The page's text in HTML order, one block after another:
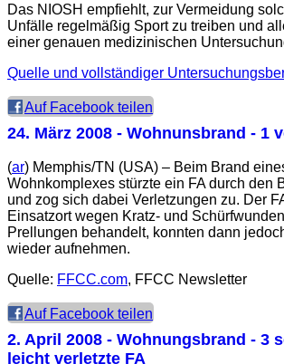
Das NIOSH empfiehlt, zur Vermeidung
Unfälle regelmäßig Sport zu treiben und
einer genauen medizinischen
Quelle und vollständiger
Auf Facebook teilen
24. März 2008 - Wohnunsbrand - 1
(ar) Memphis/TN (USA) – Beim Brand
Wohnkomplexes stürzte ein FA durch den
und zog sich dabei Verletzungen zu. Der
Einsatzort wegen Kratz- und
Prellungen behandelt, konnten dann
wieder aufnehmen.
Quelle: FFCC.com, FFCC Newsletter
Auf Facebook teilen
2. April 2008 - Wohnungsbrand - 3
leicht verletzte FA